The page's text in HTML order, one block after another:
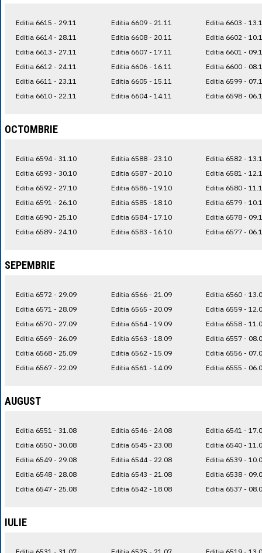
Editia 6615 - 29.11
Editia 6614 - 28.11
Editia 6613 - 27.11
Editia 6612 - 24.11
Editia 6611 - 23.11
Editia 6610 - 22.11
Editia 6609 - 21.11
Editia 6608 - 20.11
Editia 6607 - 17.11
Editia 6606 - 16.11
Editia 6605 - 15.11
Editia 6604 - 14.11
Editia 6603 -
Editia 6602 -
Editia 6601 -
Editia 6600 -
Editia 6599 -
Editia 6598 -
OCTOMBRIE
Editia 6594 - 31.10
Editia 6593 - 30.10
Editia 6592 - 27.10
Editia 6591 - 26.10
Editia 6590 - 25.10
Editia 6589 - 24.10
Editia 6588 - 23.10
Editia 6587 - 20.10
Editia 6586 - 19.10
Editia 6585 - 18.10
Editia 6584 - 17.10
Editia 6583 - 16.10
Editia 6582 -
Editia 6581 -
Editia 6580 -
Editia 6579 -
Editia 6578 -
Editia 6577 -
SEPEMBRIE
Editia 6572 - 29.09
Editia 6571 - 28.09
Editia 6570 - 27.09
Editia 6569 - 26.09
Editia 6568 - 25.09
Editia 6567 - 22.09
Editia 6566 - 21.09
Editia 6565 - 20.09
Editia 6564 - 19.09
Editia 6563 - 18.09
Editia 6562 - 15.09
Editia 6561 - 14.09
Editia 6560 -
Editia 6559 -
Editia 6558 -
Editia 6557 -
Editia 6556 -
Editia 6555 -
AUGUST
Editia 6551 - 31.08
Editia 6550 - 30.08
Editia 6549 - 29.08
Editia 6548 - 28.08
Editia 6547 - 25.08
Editia 6546 - 24.08
Editia 6545 - 23.08
Editia 6544 - 22.08
Editia 6543 - 21.08
Editia 6542 - 18.08
Editia 6541 -
Editia 6540 -
Editia 6539 -
Editia 6538 -
Editia 6537 -
IULIE
Editia 6531 - 31.07 Editia 6525 - 21.07 Editia 6519 -